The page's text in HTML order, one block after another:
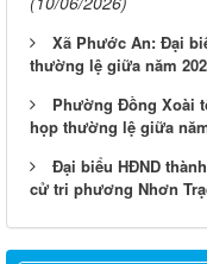
Xã Phước An: Đại
thường lệ giữa năm
Phường Đồng Xoài
họp thường lệ giữa
Đại biểu HĐND
cử tri phương Nhơn
Từ ngày 10/8/2026
Từ ngày 03/8/2026